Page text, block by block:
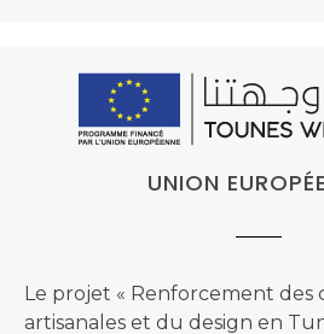
UNION
Le projet « Renforcement des
artisanales et du design en